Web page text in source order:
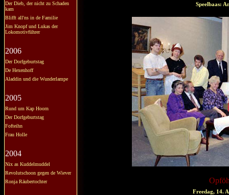
Der Dieb, der nicht zu Schaden
kam
Blifft all'ns in de Familie
Jim Knopf und Lukas der
Lokomotivführer
2006
Der Dorfgeburtstag
De Hexenhoff
Aladdin und die Wunderlampe
2005
Rund um Kap Hoorn
Der Dorfgeburtstag
Fofteihn
Frau Holle
2004
Nix as Kuddelmuddel
Revolutschoon gegen de Wiever
Ronja Räubertochter
Speelbaas:
Freedag, 14.